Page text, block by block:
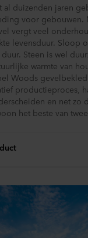
al duizenden jaren
voor gebouwen.
vergt veel
levensduur. Sloop
Steen is wel
warmte van
Woods
productieproces,
en net zo
het beste van